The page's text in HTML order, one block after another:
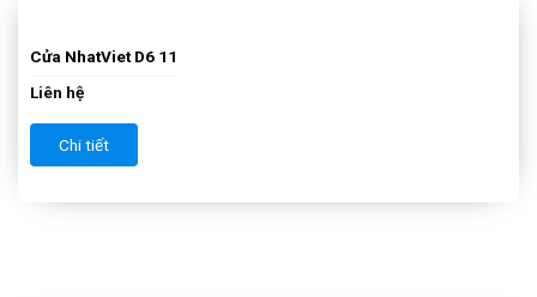
Cửa NhatViet D6 10
Liên hệ
Chi tiết